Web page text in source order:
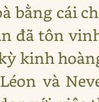
bằng cái
đã tôn
kinh
và